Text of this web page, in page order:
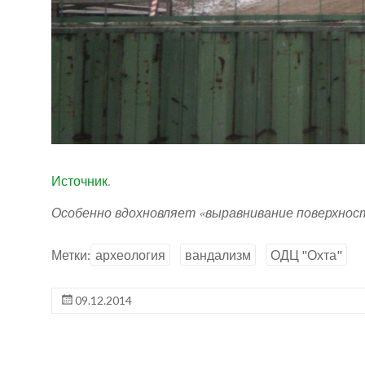
Источник.
Особенно вдохновляет «выравнивание
Метки: археология вандализм ОДЦ "Охта"
09.12.2014